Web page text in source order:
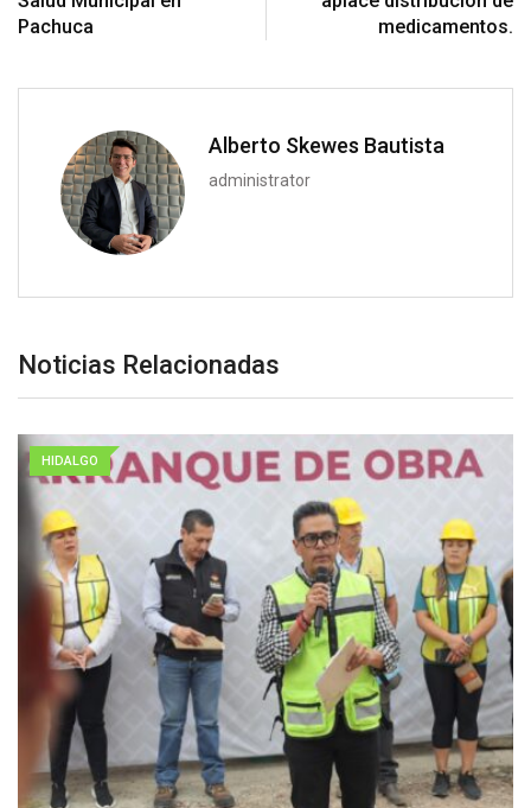
Pachuca
medicamentos.
Alberto Skewes Bautista
administrator
Noticias Relacionadas
HIDALGO